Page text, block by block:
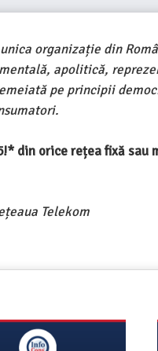
organizație din
apolitică,
pe principii
din orice rețea fixă sau
Telekom